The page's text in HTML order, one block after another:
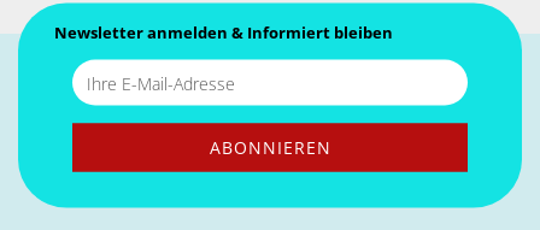
Newsletter anmelden & Informiert bleiben